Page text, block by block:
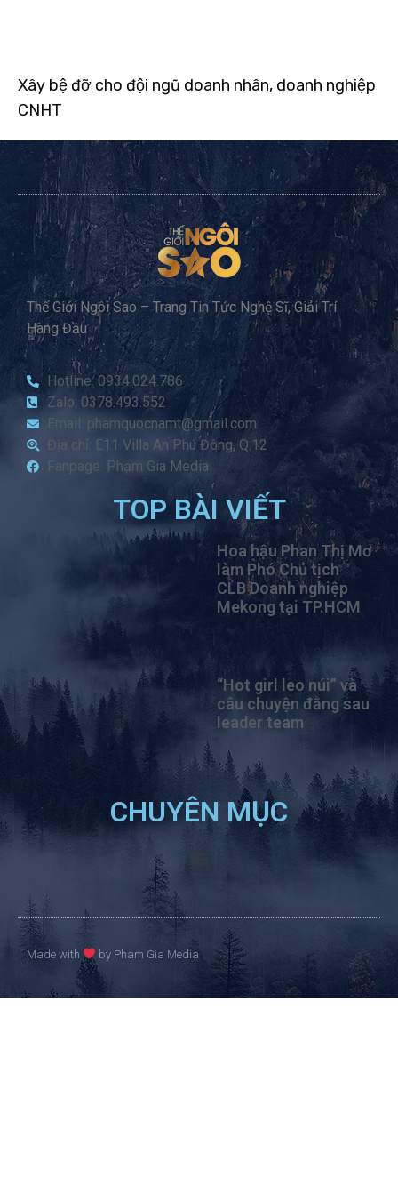
Xây bệ đỡ cho đội ngũ doanh nhân, doanh nghiệp
CNHT
Thế Giới Ngôi Sao – Trang Tin Tức Nghệ Sĩ, Giải Trí
Hàng Đầu
Hotline: 0934.024.786
Zalo: 0378.493.552
Email: phamquocnamt@gmail.com
Địa chỉ: E11 Villa An Phú Đông, Q.12
Fanpage: Phạm Gia Media
TOP BÀI VIẾT
Hoa hậu Phan Thị Mơ
làm Phó Chủ tịch
CLB Doanh nghiệp
Mekong tại TP.HCM
“Hot girl leo núi” và
câu chuyện đằng sau
leader team
CHUYÊN MỤC
Made with by Pham Gia Media​​